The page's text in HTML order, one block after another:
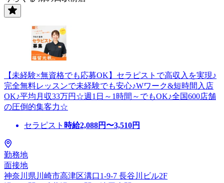
【未経験×無資格でも応募OK】セラピストで高収入を実現♪
完全無料レッスンで未経験でも安心♪Wワーク&短時間入店
OK♪平均月収33万円☆週1日～1時間～でもOK♪全国600店舗
の圧倒的集客力☆
セラピスト 時給2,088円〜3,510円
勤務地
面接地
神奈川県川崎市高津区溝口1-9-7 長谷川ビル2F